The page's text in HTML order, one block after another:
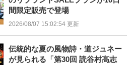
間限定販売で登場
2026/08/07 15:02:54 更新
伝統的な夏の風物詩・道ジュネー
が見られる「第30回 読谷村高志